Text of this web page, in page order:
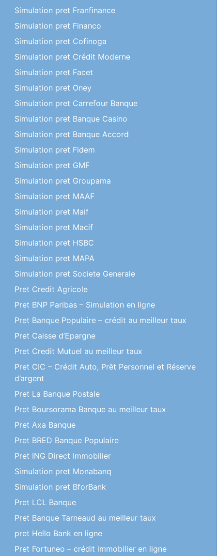
Simulation pret Franfinance
Simulation pret Financo
Simulation pret Cofinoga
Simulation pret Crédit Moderne
Simulation pret Facet
Simulation pret Oney
Simulation pret Carrefour Banque
Simulation pret Banque Casino
Simulation pret Banque Accord
Simulation pret Fidem
Simulation pret GMF
Simulation pret Groupama
Simulation pret MAAF
Simulation pret Maif
Simulation pret Macif
Simulation pret HSBC
Simulation pret MAPA
Simulation pret Societe Generale
Pret Credit Agricole
Pret BNP Paribas – Simulation en ligne
Pret Banque Populaire – crédit au meilleur taux
Pret Caisse d’Epargne
Pret Credit Mutuel au meilleur taux
Pret CIC – Crédit Auto, Prêt Personnel et Réserve
d’argent
Pret La Banque Postale
Pret Boursorama Banque au meilleur taux
Pret Axa Banque
Pret BRED Banque Populaire
Pret ING Direct Immobilier
Simulation pret Monabanq
Simulation pret BforBank
Pret LCL Banque
Pret Banque Tarneaud au meilleur taux
pret Hello Bank en ligne
Pret Fortuneo – crédit immobilier en ligne